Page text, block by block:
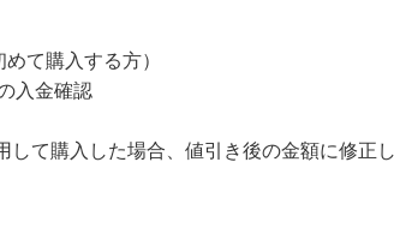
て購入する方）
入金確認
て購入した場合、値引き後の金額に修正